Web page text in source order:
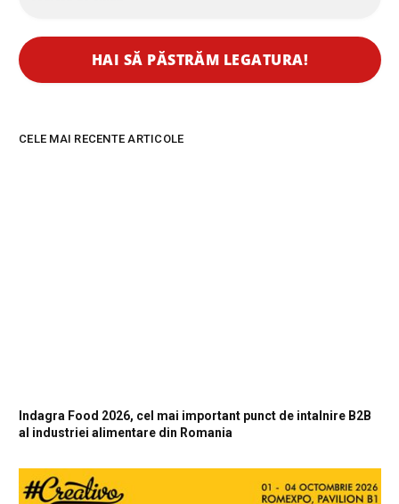
CELE MAI RECENTE ARTICOLE
Indagra Food 2026, cel mai important punct de intalnire B2B
al industriei alimentare din Romania